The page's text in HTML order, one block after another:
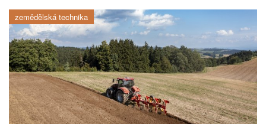
zemědělská technika